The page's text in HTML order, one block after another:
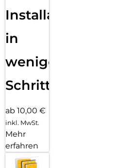
Installation
in
wenigen
Schritten
ab 10,00 €
inkl. MwSt.
Mehr
erfahren